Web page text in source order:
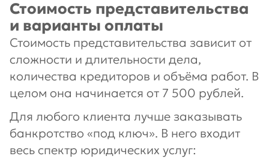
Стоимость представительства
и варианты оплаты
Стоимость представительства зависит от
сложности и длительности дела,
количества кредиторов и объёма работ. В
целом она начинается от 7 500 рублей.
Для любого клиента лучше заказывать
банкротство «под ключ». В него входит
весь спектр юридических услуг: